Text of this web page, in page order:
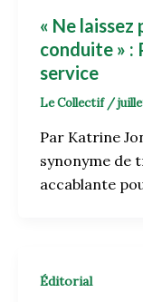
« Ne
conduite »
service
Le Collectif /
Par Katrine
synonyme de
accablante
Éditorial